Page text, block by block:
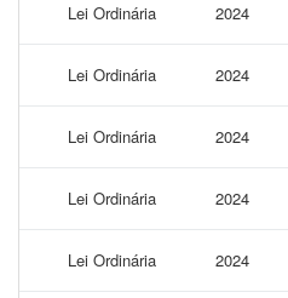
Lei Ordinária 2024
Lei Ordinária 2024
Lei Ordinária 2024
Lei Ordinária 2024
Lei Ordinária 2024